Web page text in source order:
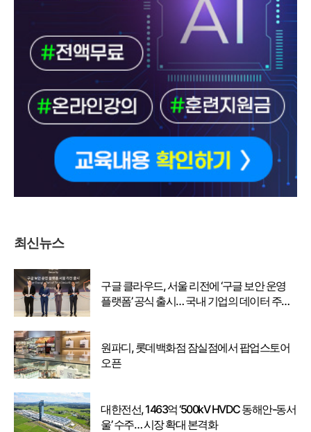
최신뉴스
구글 클라우드, 서울 리전에 ‘구글 보안 운영
플랫폼’ 공식 출시… 국내 기업의 데이터 주권
원파디, 롯데백화점 잠실점에서 팝업스토어
오픈
대한전선, 1463억 ‘500kV HVDC 동해안-동서
울’ 수주… 시장 확대 본격화